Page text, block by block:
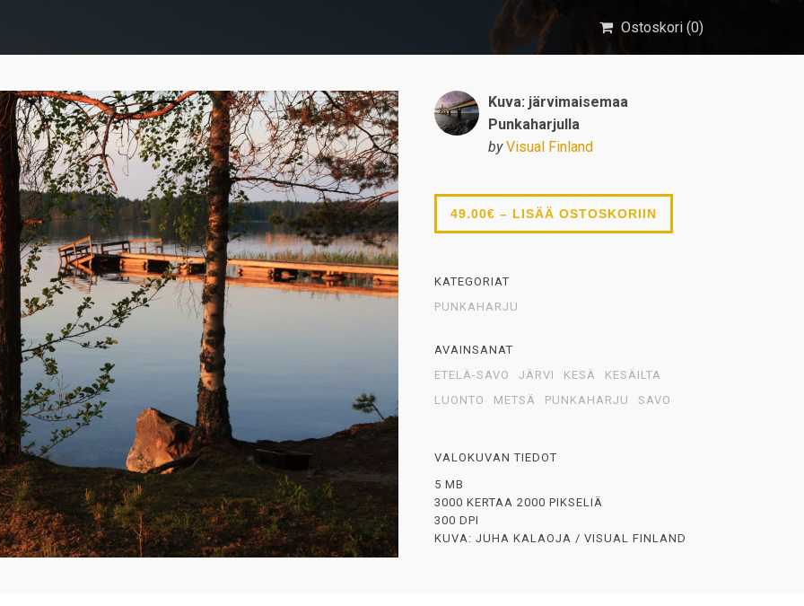
Ostoskori (0)
Kuva: järvimaisemaa
Punkaharjulla
by Visual Finland
49.00€ – LISÄÄ OSTOSKORIIN
KATEGORIAT
PUNKAHARJU
AVAINSANAT
ETELÄ-SAVO
JÄRVI KESÄ
KESÄILTA
LUONTO
METSÄ PUNKAHARJU SAVO
VALOKUVAN TIEDOT
5 MB
3000 KERTAA 2000 PIKSELIÄ
300 DPI
KUVA: JUHA KALAOJA / VISUAL FINLAND